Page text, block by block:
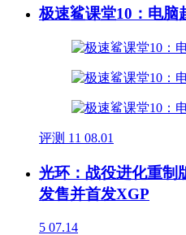
极速鲨课堂10：电脑
评测 11 08.01
光环：战役进化重制
发售并首发XGP
5 07.14